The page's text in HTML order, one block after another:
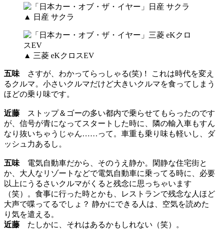
▲ 日産 サクラ
▲ 三菱 eKクロスEV
五味 さすが、わかってらっしゃる(笑)！ これは時代を変え
るクルマ。小さいクルマだけど大きいクルマを食ってしまう
ほどの乗り味です。
近藤 ストップ＆ゴーの多い都内で乗らせてもらったのです
が、信号が青になってスタートした時に、隣の輸入車もすん
なり抜いちゃうじゃん……って。車重も乗り味も軽いし、ダ
ッシュ力あるし。
五味 電気自動車だから、そのうえ静か。閑静な住宅街と
か、大人なリゾートなどで電気自動車に乗ってる時に、必要
以上にうるさいクルマがくると残念に思っちゃいます
（笑）。食事に行った時とかも、レストランで残念な人ほど
大声で喋ってるでしょ？ 静かにできる人は、空気を読めた
り気を遣える。
近藤 たしかに、それはあるかもしれない（笑）。